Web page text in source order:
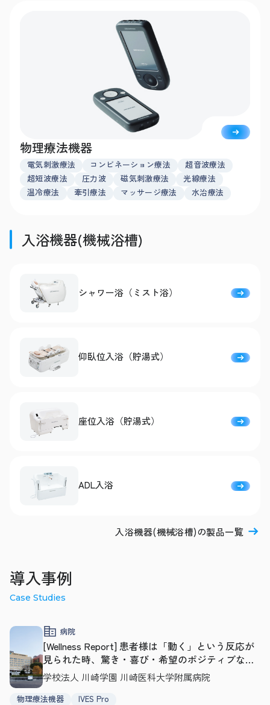
物理療法機器
電気刺激療法 コンビネーション療法
超音波療法
超短波療法
圧力波 磁気刺激療法
光線療法
温冷療法
牽引療法 マッサージ療法 水治療法
入浴機器(機械浴槽)
シャワー浴（ミスト浴）
仰臥位入浴（貯湯式）
座位入浴（貯湯式）
ADL入浴
入浴機器(機械浴槽)の製品一覧
導入事例
Case Studies
病院
[Wellness Report] 患者様は「動く」という反応が
見られた時、驚き・喜び・希望のポジティブな反
応を！
学校法人 川崎学園 川崎医科大学附属病院
物理療法機器 IVES Pro